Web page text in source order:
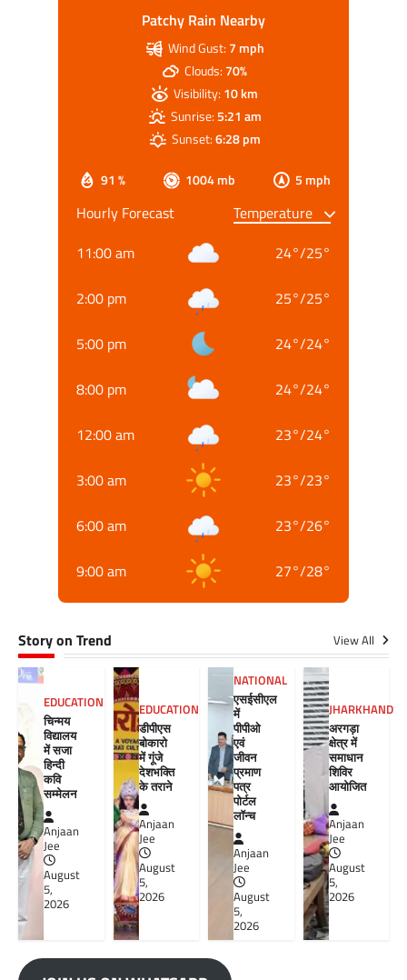
Patchy Rain Nearby
91 % 1004 mb 5 mph
Wind Gust: 7 mph
Clouds:70%
Visibility:10 km
Sunrise:5:21 am
Sunset:6:28 pm
Hourly Forecast
11:00 am
24°/25°
2:00 pm 25°/25°
5:00 pm 24°/24°
8:00 pm 24°/24°
12:00 am 23°/24°
3:00 am 23°/23°
6:00 am 23°/26°
9:00 am 27°/28°
Story on Trend View All
EDUCATION
चिन्मय
विद्यालय
में सजा
हिन्दी
कवि
सम्मेलन
Anjaan
Jee
August
5,
2026
EDUCATION
डीपीएस
बोकारो
में गूंजे
देशभक्ति
के तराने
Anjaan
Jee
August
5,
2026
NATIONAL
एसईसीएल
में
पीपीओ
एवं
जीवन
प्रमाण
पत्र
पोर्टल
लॉन्च
Anjaan
Jee
August
5,
2026
JHARKHAND
अरगड़ा
क्षेत्र में
समाधान
शिविर
आयोजित
Anjaan
Jee
August
5,
2026